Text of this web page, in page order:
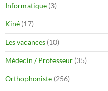
Informatique (3)
Kiné (17)
Les vacances (10)
Médecin / Professeur (35)
Orthophoniste (256)